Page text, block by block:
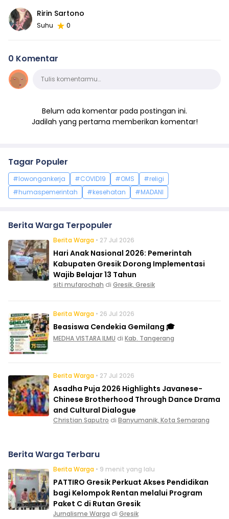
Ririn Sartono
Suhu 0
0 Komentar
KomentarTulis komentarmu…
Belum ada komentar pada postingan ini.
Jadilah yang pertama memberikan komentar!
Tagar Populer
#lowongankerja #COVID19 #OMS
#religi
#humaspemerintah
#kesehatan #MADANI
Berita Warga Terpopuler
Berita Warga • 27 Jul 2026
Hari Anak Nasional 2026: Pemerintah
Kabupaten Gresik Dorong Implementasi
Wajib Belajar 13 Tahun
siti mufarochah di Gresik, Gresik
Berita Warga • 26 Jul 2026
Beasiswa Cendekia Gemilang 🎓
MEDHA VISTARA ILMU di Kab. Tangerang
Berita Warga • 27 Jul 2026
Asadha Puja 2026 Highlights Javanese-
Chinese Brotherhood Through Dance Drama
and Cultural Dialogue
Christian Saputro di Banyumanik, Kota Semarang
Berita Warga Terbaru
Berita Warga • 9 menit yang lalu
PATTIRO Gresik Perkuat Akses Pendidikan
bagi Kelompok Rentan melalui Program
Paket C di Rutan Gresik
Jurnalisme Warga di Gresik